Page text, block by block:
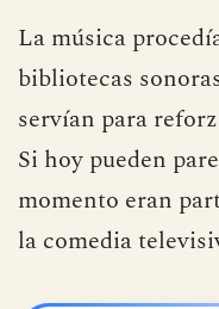
La música
bibliotecas
servían para
Si hoy pueden
momento eran
la comedia